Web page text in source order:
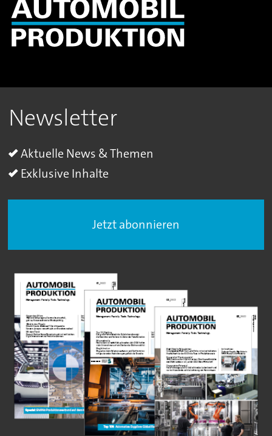
Newsletter
Aktuelle News & Themen
Exklusive Inhalte
Jetzt abonnieren